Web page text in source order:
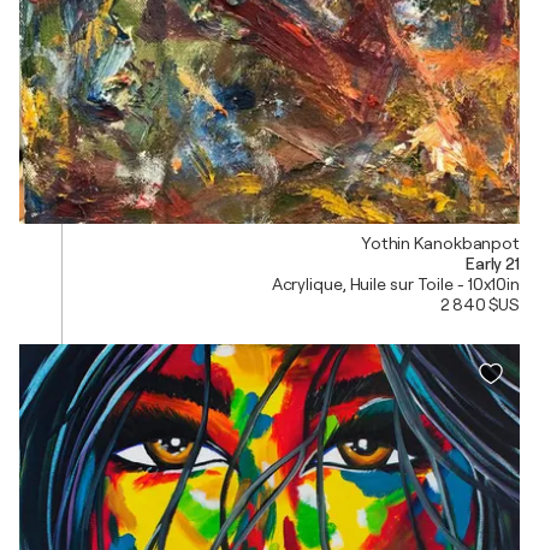
Yothin Kanokbanpot
Early 21
Acrylique, Huile sur Toile - 10x10in
2 840 $US